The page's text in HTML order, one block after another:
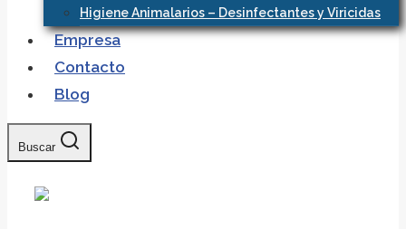
Higiene Animalarios – Desinfectantes y Viricidas
Empresa
Contacto
Blog
Buscar